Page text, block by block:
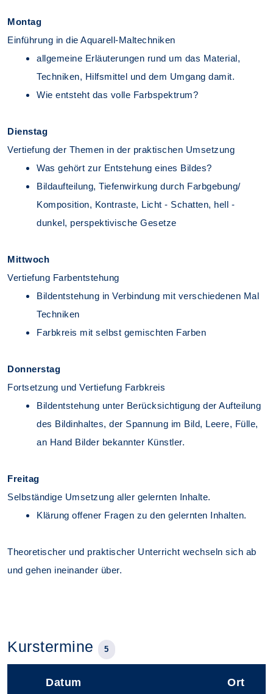
Montag
Einführung in die Aquarell-Maltechniken
allgemeine Erläuterungen rund um das Material,
Techniken, Hilfsmittel und dem Umgang damit.
Wie entsteht das volle Farbspektrum?
Dienstag
Vertiefung der Themen in der praktischen Umsetzung
Was gehört zur Entstehung eines Bildes?
Bildaufteilung, Tiefenwirkung durch Farbgebung/
Komposition, Kontraste, Licht - Schatten, hell -
dunkel, perspektivische Gesetze
Mittwoch
Vertiefung Farbentstehung
Bildentstehung in Verbindung mit verschiedenen Mal
Techniken
Farbkreis mit selbst gemischten Farben
Donnerstag
Fortsetzung und Vertiefung Farbkreis
Bildentstehung unter Berücksichtigung der Aufteilung
des Bildinhaltes, der Spannung im Bild, Leere, Fülle,
an Hand Bilder bekannter Künstler.
Freitag
Selbständige Umsetzung aller gelernten Inhalte.
Klärung offener Fragen zu den gelernten Inhalten.
Theoretischer und praktischer Unterricht wechseln sich ab
und gehen ineinander über.
Kurstermine 5
Datum Ort